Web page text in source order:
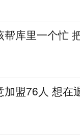
帮库里一个忙
加盟76人 想在